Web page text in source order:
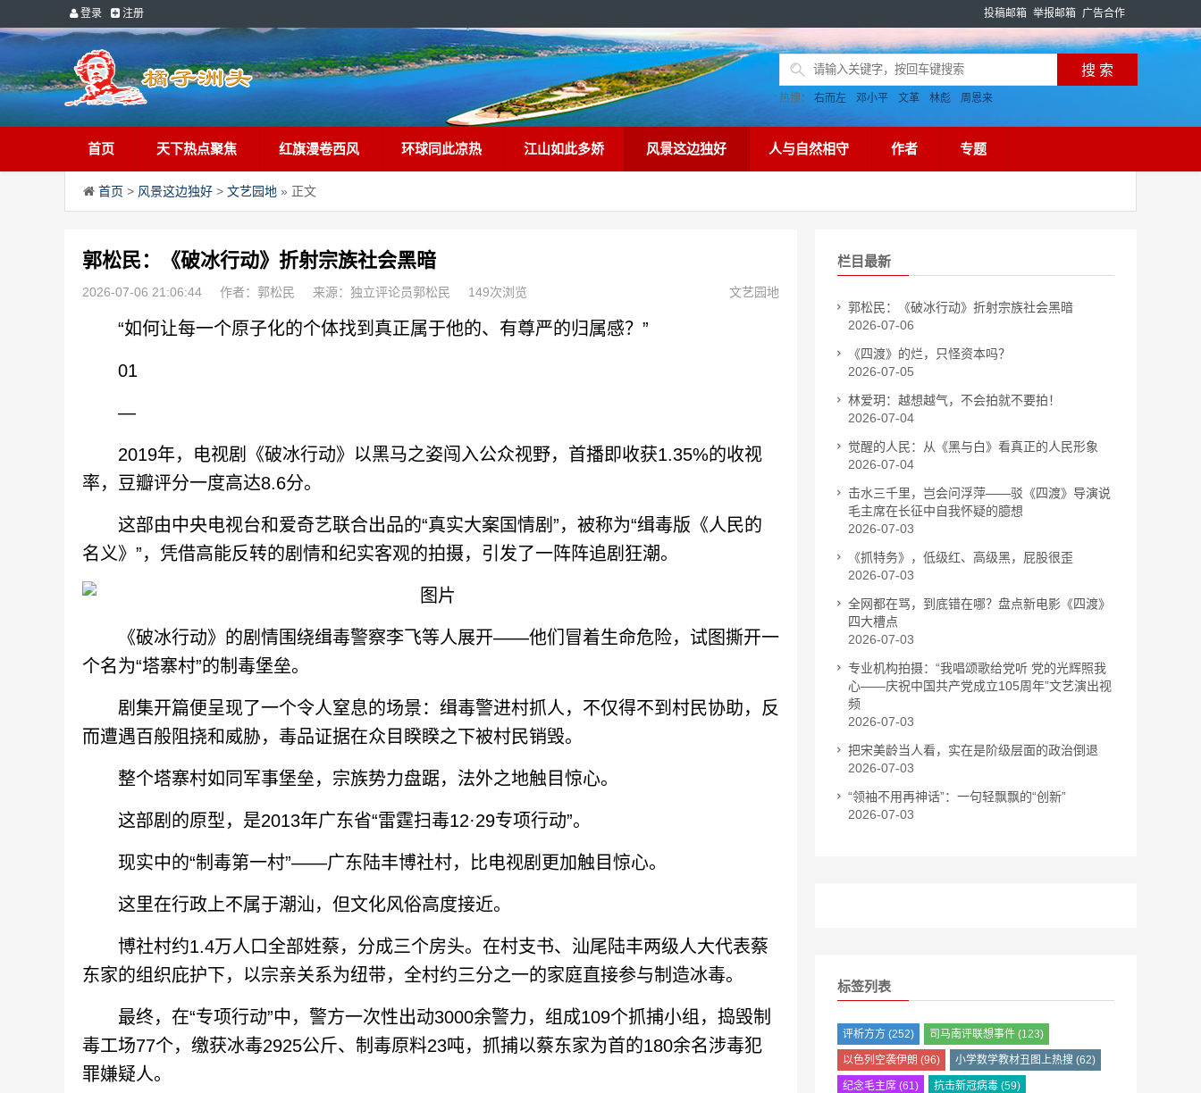
登录 注册 投稿邮箱 举报邮箱 广告合作
热搜： 右而左 邓小平 文革 林彪 周恩来
首页 天下热点聚焦 红旗漫卷西风 环球同此凉热 江山如此多娇 风景这边独好 人与自然相守 作者 专题
首页 > 风景这边独好 > 文艺园地 » 正文
郭松民：《破冰行动》折射宗族社会黑暗
2026-07-06 21:06:44 作者：郭松民 来源：独立评论员郭松民 149次浏览 文艺园地
“如何让每一个原子化的个体找到真正属于他的、有尊严的归属感？”
01
—
2019年，电视剧《破冰行动》以黑马之姿闯入公众视野，首播即收获1.35%的收视
率，豆瓣评分一度高达8.6分。
这部由中央电视台和爱奇艺联合出品的“真实大案国情剧”，被称为“缉毒版《人民的
名义》”，凭借高能反转的剧情和纪实客观的拍摄，引发了一阵阵追剧狂潮。
《破冰行动》的剧情围绕缉毒警察李飞等人展开——他们冒着生命危险，试图撕开一
个名为“塔寨村”的制毒堡垒。
剧集开篇便呈现了一个令人窒息的场景：缉毒警进村抓人，不仅得不到村民协助，反
而遭遇百般阻挠和威胁，毒品证据在众目睽睽之下被村民销毁。
整个塔寨村如同军事堡垒，宗族势力盘踞，法外之地触目惊心。
这部剧的原型，是2013年广东省“雷霆扫毒12·29专项行动”。
现实中的“制毒第一村”——广东陆丰博社村，比电视剧更加触目惊心。
这里在行政上不属于潮汕，但文化风俗高度接近。
博社村约1.4万人口全部姓蔡，分成三个房头。在村支书、汕尾陆丰两级人大代表蔡
东家的组织庇护下，以宗亲关系为纽带，全村约三分之一的家庭直接参与制造冰毒。
最终，在“专项行动”中，警方一次性出动3000余警力，组成109个抓捕小组，捣毁制
毒工场77个，缴获冰毒2925公斤、制毒原料23吨，抓捕以蔡东家为首的180余名涉毒犯
罪嫌疑人。
栏目最新
郭松民：《破冰行动》折射宗族社会黑暗
2026-07-06
《四渡》的烂，只怪资本吗？
2026-07-05
林爱玥：越想越气，不会拍就不要拍！
2026-07-04
觉醒的人民：从《黑与白》看真正的人民形象
2026-07-04
击水三千里，岂会问浮萍——驳《四渡》导演说
毛主席在长征中自我怀疑的臆想
2026-07-03
《抓特务》，低级红、高级黑，屁股很歪
2026-07-03
全网都在骂，到底错在哪？盘点新电影《四渡》
四大槽点
2026-07-03
专业机构拍摄：“我唱颂歌给党听 党的光辉照我
心——庆祝中国共产党成立105周年”文艺演出视
频
2026-07-03
把宋美龄当人看，实在是阶级层面的政治倒退
2026-07-03
“领袖不用再神话”：一句轻飘飘的“创新”
2026-07-03
标签列表
评析方方 (252) 司马南评联想事件 (123)
以色列空袭伊朗 (96) 小学数学教材丑图上热搜 (62)
纪念毛主席 (61) 抗击新冠病毒 (59)